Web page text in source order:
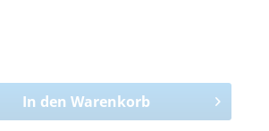
In den Warenkorb